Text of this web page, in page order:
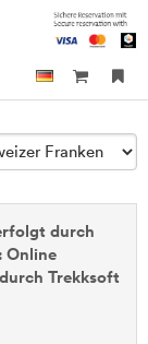
durch
Online
Trekksoft